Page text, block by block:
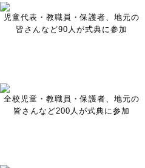
児童代表・教職員・保護者、地元の
皆さんなど90人が式典に参加
全校児童・教職員・保護者、地元の
皆さんなど200人が式典に参加